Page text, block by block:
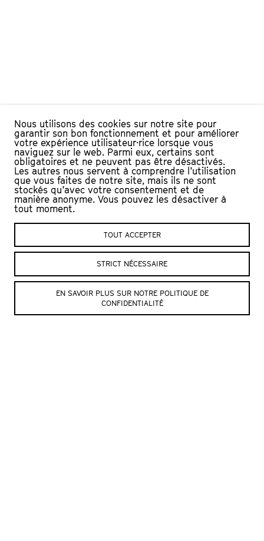
Le Château, CP
1401 Yverdon-les-Bains
Nous contacter :
Billetterie+41 (0)24 423
65 84
Administration
Nous utilisons des cookies sur notre site pour
garantir son bon fonctionnement et pour améliorer
votre expérience utilisateur·rice lorsque vous
naviguez sur le web. Parmi eux, certains sont
obligatoires et ne peuvent pas être désactivés.
Les autres nous servent à comprendre l’utilisation
que vous faites de notre site, mais ils ne sont
stockés qu’avec votre consentement et de
manière anonyme. Vous pouvez les désactiver à
tout moment.
TOUT ACCEPTER
STRICT NÉCESSAIRE
EN SAVOIR PLUS SUR NOTRE POLITIQUE DE
CONFIDENTIALITÉ